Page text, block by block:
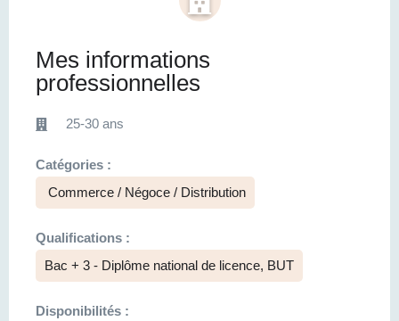
Mes informations
professionnelles
25-30 ans
Catégories :
Commerce / Négoce / Distribution
Qualifications :
Bac + 3 - Diplôme national de licence, BUT
Disponibilités :